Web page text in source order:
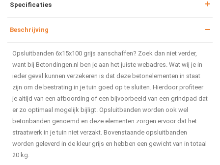
Specificaties
Beschrijving
Opsluitbanden 6x15x100 grijs aanschaffen? Zoek dan niet verder,
want bij Betondingen.nl ben je aan het juiste webadres. Wat wij je in
ieder geval kunnen verzekeren is dat deze betonelementen in staat
zijn om de bestrating in je tuin goed op te sluiten. Hierdoor profiteer
je altijd van een afboording of een bijvoorbeeld van een grindpad dat
er zo optimaal mogelijk bijligt. Opsluitbanden worden ook wel
betonbanden genoemd en deze elementen zorgen ervoor dat het
straatwerk in je tuin niet verzakt. Bovenstaande opsluitbanden
worden geleverd in de kleur grijs en hebben een gewicht van in totaal
20 kg.